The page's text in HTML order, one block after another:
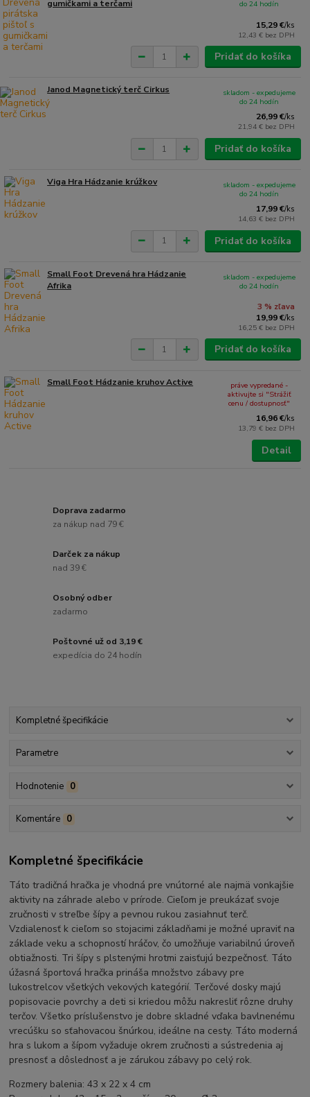
gumičkami a terčami
15,29 €/ks
12,43 € bez DPH
do 24 hodín
Pridať do košíka
Janod Magnetický terč Cirkus
26,99 €/ks
21,94 € bez DPH
skladom - expedujeme
do 24 hodín
Pridať do košíka
Viga Hra Hádzanie krúžkov
17,99 €/ks
14,63 € bez DPH
skladom - expedujeme
do 24 hodín
Pridať do košíka
Small Foot Drevená hra Hádzanie
Afrika
3 % zľava
19,99 €/ks
16,25 € bez DPH
skladom - expedujeme
do 24 hodín
Pridať do košíka
Small Foot Hádzanie kruhov Active
16,96 €/ks
13,79 € bez DPH
práve vypredané -
aktivujte si "Strážiť
cenu / dostupnosť"
Detail
Doprava zadarmo
za nákup nad 79 €
Darček za nákup
nad 39 €
Osobný odber
zadarmo
Poštovné už od 3,19 €
expedícia do 24 hodín
Kompletné špecifikácie
Parametre
Hodnotenie 0
Komentáre 0
Kompletné špecifikácie
Táto tradičná hračka je vhodná pre vnútorné ale najmä vonkajšie
aktivity na záhrade alebo v prírode. Cieľom je preukázať svoje
zručnosti v streľbe šípy a pevnou rukou zasiahnuť terč.
Vzdialenosť k cieľom so stojacimi základňami je možné upraviť na
základe veku a schopností hráčov, čo umožňuje variabilnú úroveň
obtiažnosti. Tri šípy s plstenými hrotmi zaisťujú bezpečnosť. Táto
úžasná športová hračka prináša množstvo zábavy pre
lukostrelcov všetkých vekových kategórií. Terčové dosky majú
popisovacie povrchy a deti si kriedou môžu nakresliť rôzne druhy
terčov. Všetko príslušenstvo je dobre skladné vďaka bavlnenému
vrecúšku so sťahovacou šnúrkou, ideálne na cesty. Táto moderná
hra s lukom a šípom vyžaduje okrem zručnosti a sústredenia aj
presnosť a dôslednosť a je zárukou zábavy po celý rok.
Rozmery balenia: 43 x 22 x 4 cm